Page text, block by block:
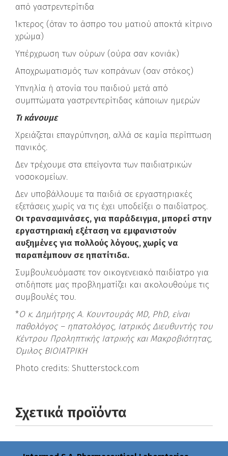
από γαστρεντερίτιδα
Ίκτερος (όταν το άσπρο του ματιού αποκτά κίτρινο
χρώμα)
Υπέρχρωση των ούρων (ούρα σαν κονιάκ)
Αποχρωματισμός των κοπράνων (σαν στόκος)
Υπνηλία ή ατονία του παιδιού μετά από
συμπτώματα γαστρεντερίτιδας κάποιων ημερών
Τι κάνουμε
Χρειάζεται επαγρύπνηση, αλλά σε καμία περίπτωση
πανικός.
Δεν τρέχουμε στα επείγοντα των παιδιατρικών
νοσοκομείων.
Δεν υποβάλλουμε τα παιδιά σε εργαστηριακές
εξετάσεις χωρίς να τις έχει υποδείξει ο παιδίατρος.
Οι τρανσαμινάσες, για παράδειγμα, μπορεί στην
εργαστηριακή εξέταση να εμφανιστούν
αυξημένες για πολλούς λόγους, χωρίς να
παραπέμπουν σε ηπατίτιδα.
Συμβουλευόμαστε τον οικογενειακό παιδίατρο για
οτιδήποτε μας προβληματίζει και ακολουθούμε τις
συμβουλές του.
*Ο κ. Δημήτρης Α. Κουντουράς MD, PhD, είναι
παθολόγος – ηπατολόγος, Ιατρικός Διευθυντής του
Κέντρου Προληπτικής Ιατρικής και Μακροβιότητας,
Όμιλος ΒΙΟΙΑΤΡΙΚΗ
Photo credits: Shutterstock.com
Σχετικά προϊόντα